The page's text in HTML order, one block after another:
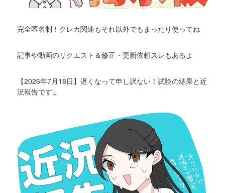
完全匿名制！クレカ関連もそれ以外でもまったり使ってね
記事や動画のリクエスト＆修正・更新依頼スレもあるよ
【2026年7月18日】遅くなって申し訳ない！試験の結果と近
況報告です↓